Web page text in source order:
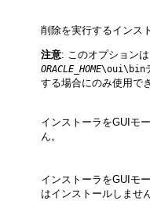
削除を実行するインス
注意: このオプション
ORACLE_HOME\oui\bin
する場合にのみ使用で
インストーラをGUIモ
ん。
インストーラをGUIモ
はインストールしませ